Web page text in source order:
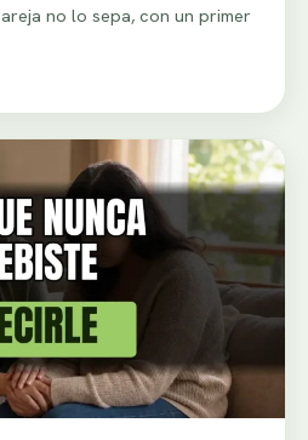
no lo sepa, con un primer